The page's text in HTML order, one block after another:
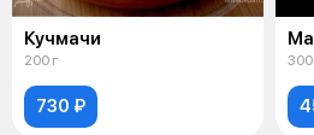
Кучмачи
200 г
730 ₽
300